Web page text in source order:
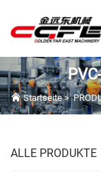
Startseite>
ALLE PRODUKTE